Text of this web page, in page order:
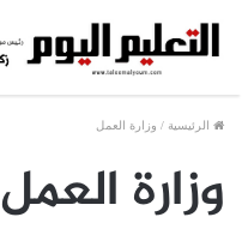
الرئيسية / وزارة العمل
وزارة العمل